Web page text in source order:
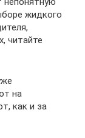
жидкого
читайте
на
как и за